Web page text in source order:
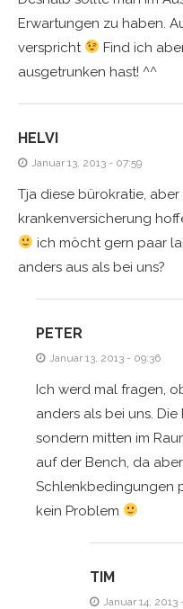
Erwartungen zu haben.
verspricht
Find ich
ausgetrunken hast! ^^
HELVI
Januar 13, 2013 - 07:59
Tja diese bürokratie,
krankenversicherung
ich möcht gern paar
anders aus als bei uns?
PETER
Januar 13, 2013 - 09:36
Ich werd mal fragen,
anders als bei uns.
sondern mitten im
auf der Bench, da
Schlenkbedingungen
kein Problem
TIM
Januar 14, 2013